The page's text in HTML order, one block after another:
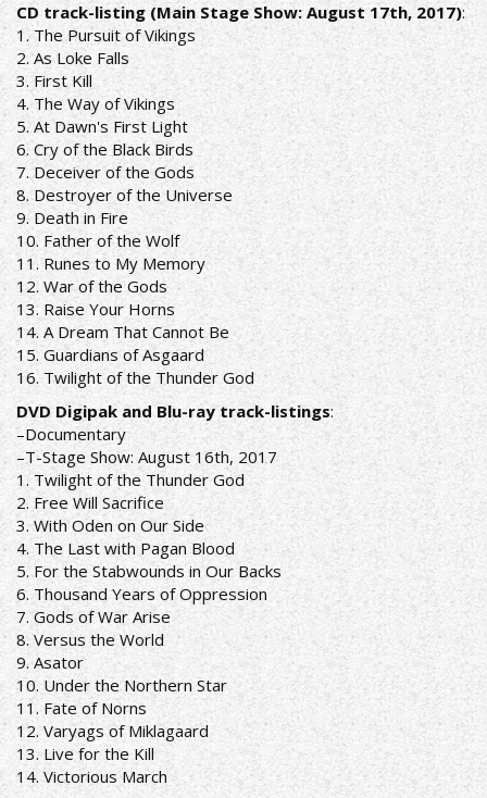
CD track-listing (Main Stage Show: August 17th, 2017):
1. The Pursuit of Vikings
2. As Loke Falls
3. First Kill
4. The Way of Vikings
5. At Dawn's First Light
6. Cry of the Black Birds
7. Deceiver of the Gods
8. Destroyer of the Universe
9. Death in Fire
10. Father of the Wolf
11. Runes to My Memory
12. War of the Gods
13. Raise Your Horns
14. A Dream That Cannot Be
15. Guardians of Asgaard
16. Twilight of the Thunder God
DVD Digipak and Blu-ray track-listings:
–Documentary
–T-Stage Show: August 16th, 2017
1. Twilight of the Thunder God
2. Free Will Sacrifice
3. With Oden on Our Side
4. The Last with Pagan Blood
5. For the Stabwounds in Our Backs
6. Thousand Years of Oppression
7. Gods of War Arise
8. Versus the World
9. Asator
10. Under the Northern Star
11. Fate of Norns
12. Varyags of Miklagaard
13. Live for the Kill
14. Victorious March